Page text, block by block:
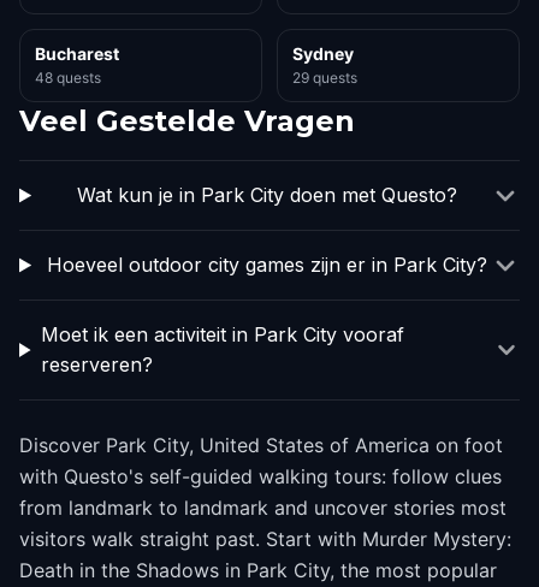
Bucharest
48 quests
Sydney
29 quests
Veel Gestelde Vragen
Wat kun je in Park City doen met Questo?
Hoeveel outdoor city games zijn er in Park City?
Moet ik een activiteit in Park City vooraf
reserveren?
Discover Park City, United States of America on foot
with Questo's self-guided walking tours: follow clues
from landmark to landmark and uncover stories most
visitors walk straight past. Start with Murder Mystery:
Death in the Shadows in Park City, the most popular